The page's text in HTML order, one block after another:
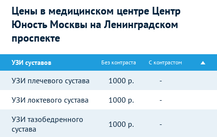
Цены в медицинском центре Центр
Юность Москвы на Ленинградском
проспекте
УЗИ суставов Без контраста С контрастом
УЗИ плечевого сустава 1000 р.
-
УЗИ локтевого сустава
1000 р.
-
УЗИ тазобедренного
сустава
1000 р. -